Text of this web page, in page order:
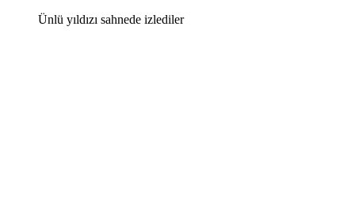
Ünlü yıldızı sahnede izlediler